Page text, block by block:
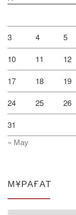
3 4 5
10 11 12
17 18 19
24 25 26
31
« Мау
МҰРАҒАТ